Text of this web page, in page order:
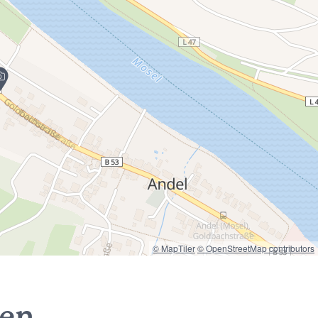
© MapTiler© OpenStreetMap contributors